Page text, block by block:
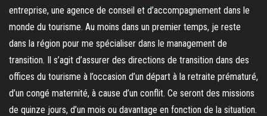
entreprise, une agence de conseil et d’accompagnement dans le
monde du tourisme. Au moins dans un premier temps, je reste
dans la région pour me spécialiser dans le management de
transition. Il s’agit d’assurer des directions de transition dans des
offices du tourisme à l’occasion d’un départ à la retraite prématuré,
d’un congé maternité, à cause d’un conflit. Ce seront des missions
de quinze jours, d’un mois ou davantage en fonction de la situation.